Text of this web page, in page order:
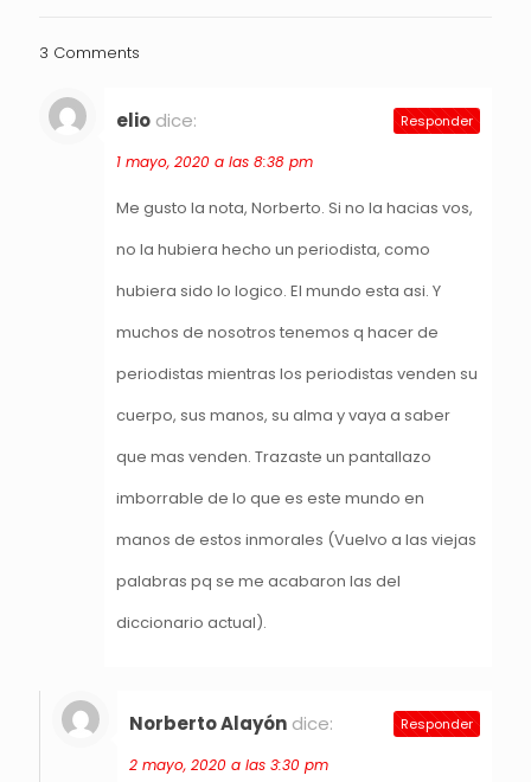
3 Comments
elio dice:
1 mayo, 2020 a las 8:38 pm
Me gusto la nota, Norberto. Si no la hacias vos,
no la hubiera hecho un periodista, como
hubiera sido lo logico. El mundo esta asi. Y
muchos de nosotros tenemos q hacer de
periodistas mientras los periodistas venden su
cuerpo, sus manos, su alma y vaya a saber
que mas venden. Trazaste un pantallazo
imborrable de lo que es este mundo en
manos de estos inmorales (Vuelvo a las viejas
palabras pq se me acabaron las del
diccionario actual).
Responder
Norberto Alayón dice:
2 mayo, 2020 a las 3:30 pm
Responder